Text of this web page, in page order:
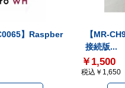
】Raspber
【MR-
接続版...
￥1,500
税込￥1,650